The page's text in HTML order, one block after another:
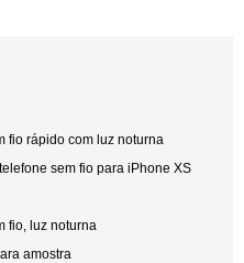
fio rápido com luz noturna
sem fio para iPhone XS
fio, luz noturna
amostra